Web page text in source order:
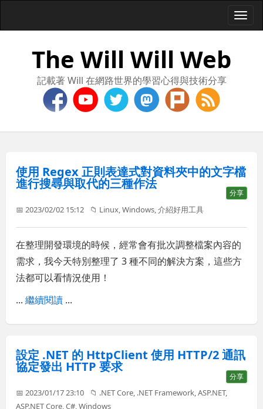
The Will Will Web
記載著 Will 在網路世界的學習心得與技術分享
使用 Regex 正則表達式對資料夾中的文字檔
進行搜尋與取代的三種作法
分享
📅 2023/02/02 15:12 📁 Linux ,Windows ,介紹好用工具
在整理開發環境的時候，經常會有批次調整檔案內容的
需求，我今天特別整理了 3 種不同的解決方案，這些方
法都可以看情況使用！
...繼續閱讀 ...
設定 .NET 的 HttpClient 使用 HTTP/2 通訊
協定發出 HTTP 要求
分享
📅 2023/01/17 23:10 📁 .NET Core, .NET Framework,ASP.NET,
ASP.NET Core,C#,Windows